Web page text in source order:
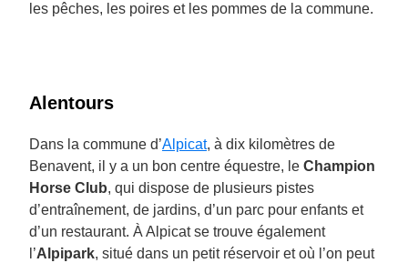
les pêches, les poires et les pommes de la commune.
Alentours
Dans la commune d’Alpicat, à dix kilomètres de
Benavent, il y a un bon centre équestre, le Champion
Horse Club, qui dispose de plusieurs pistes
d’entraînement, de jardins, d’un parc pour enfants et
d’un restaurant. À Alpicat se trouve également
l’Alpipark, situé dans un petit réservoir et où l’on peut